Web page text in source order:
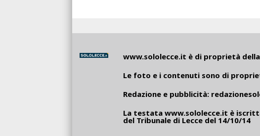
www.sololecce.it è di proprietà della
Le foto e i contenuti sono di
Redazione e pubblicità:
La testata www.sololecce.it è
del Tribunale di Lecce del 14/10/14